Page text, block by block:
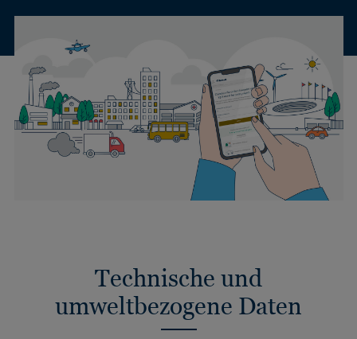
Technische und
umweltbezogene Daten